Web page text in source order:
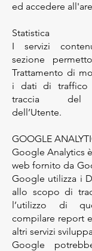
ed accedere
Statistica
I servizi
sezione
Trattamento di
i dati di traffico
traccia del
dell’Utente.
GOOGLE
Google Analytics
web fornito da
Google utilizza i
allo scopo di
l’utilizzo di
compilare report
altri servizi
Google